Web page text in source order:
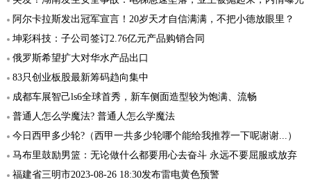
阿尔卡拉斯发出冠军宣言！20岁天才自信满满，不把小德放眼里？
坤彩科技：子公司签订2.76亿元产品购销合同
俄罗斯希望扩大对华水产品出口
83只创业板股最新筹码趋向集中
成都车展智己ls6全球首秀，新车侧面造型较为饱满、流畅
普通人怎么学魔法? 普通人怎么学魔法
今日西甲多少轮?（西甲一共多少轮哪个能给我推荐一下呢谢谢...）
马布里鼓励男篮：无论做什么都要用心去奋斗 永远不要屈服或放弃
福建省三明市2023-08-26 18:30发布雷电黄色预警